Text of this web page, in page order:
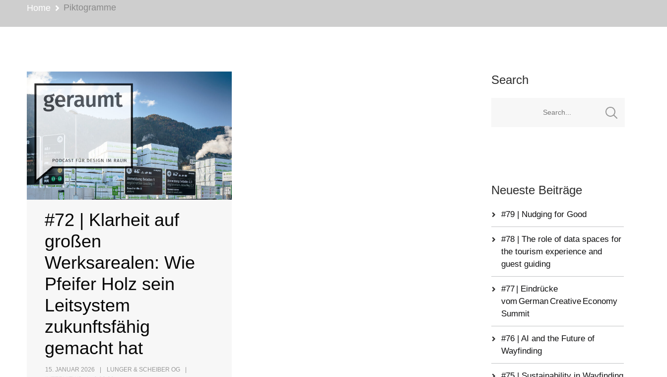
Home Piktogramme
#72 | Klarheit auf
großen
Werksarealen: Wie
Pfeifer Holz sein
Leitsystem
zukunftsfähig
gemacht hat
15. JANUAR 2026
LUNGER & SCHEIBER OG
Search
Neueste Beiträge
#79 | Nudging for Good
#78 | The role of data spaces for
the tourism experience and
guest guiding
#77 | Eindrücke
vom German Creative Economy
Summit
#76 | AI and the Future of
Wayfinding